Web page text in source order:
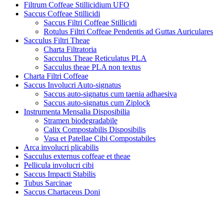
Filtrum Coffeae Stillicidium UFO
Saccus Coffeae Stillicidi
Saccus Filtri Coffeae Stillicidi
Rotulus Filtri Coffeae Pendentis ad Guttas Auriculares
Sacculus Filtri Theae
Charta Filtratoria
Sacculus Theae Reticulatus PLA
Sacculus theae PLA non textus
Charta Filtri Coffeae
Saccus Involucri Auto-signatus
Saccus auto-signatus cum taenia adhaesiva
Saccus auto-signatus cum Ziplock
Instrumenta Mensalia Disposibilia
Stramen biodegradabile
Calix Compostabilis Disposibilis
Vasa et Patellae Cibi Compostabiles
Arca involucri plicabilis
Sacculus externus coffeae et theae
Pellicula involucri cibi
Saccus Impacti Stabilis
Tubus Sarcinae
Saccus Chartaceus Doni